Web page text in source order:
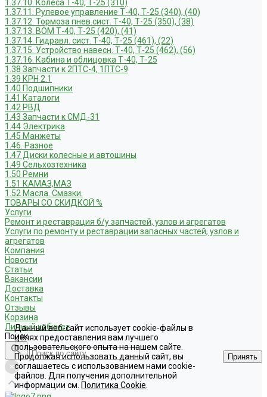
1.37.10. Колеса Т-40, Т-25 (310)
1.37.11. Рулевое управление Т-40, Т-25 (340), (40)
1.37.12. Тормоза пнев.сист. Т-40, Т-25 (350), (38)
1.37.13. ВОМ Т-40, Т-25 (420), (41)
1.37.14. Гидравл. сист. Т-40, Т-25 (461), (22)
1.37.15. Устройство навесн. Т-40, Т-25 (462), (56)
1.37.16. Кабина и облицовка Т-40, Т-25
1.38 Запчасти к 2ПТС-4, 1ПТС-9
1.39 КРН 2.1
1.40 Подшипники
1.41 Каталоги
1.42 РВД
1.43 Запчасти к СМД-31
1.44 Электрика
1.45 Манжеты
1.46. Разное
1.47 Диски колесные и автошины
1.49 Сельхозтехника
1.50 Ремни
1.51 КАМАЗ,МАЗ
1.52 Масла. Смазки.
ТОВАРЫ СО СКИДКОЙ %
Услуги
Ремонт и реставрация б/у запчастей, узлов и агрегатов
Услуги по ремонту и реставрации запасных частей, узлов и
агрегатов
Компания
Новости
Статьи
Вакансии
Доставка
Контакты
Отзывы
Корзина
Личный кабинет
Поиск
Данный веб-сайт использует cookie-файлы в
целях предоставления вам лучшего
пользовательского опыта на нашем сайте.
Продолжая использовать данный сайт, вы
соглашаетесь с использованием нами cookie-
файлов. Для получения дополнительной
информации см. Политика Cookie
Принять